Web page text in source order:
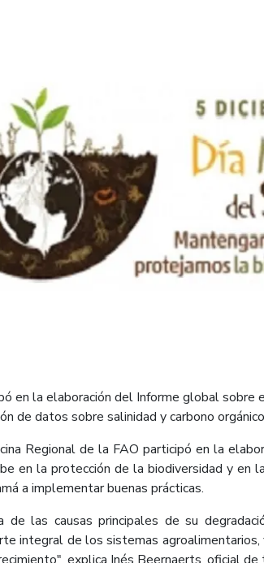
en la elaboración del Informe global
de datos sobre salinidad y carbono
Regional de la FAO participó en la
en la protección de la biodiversidad y en
a implementar buenas prácticas.
las causas principales de su
integral de los sistemas